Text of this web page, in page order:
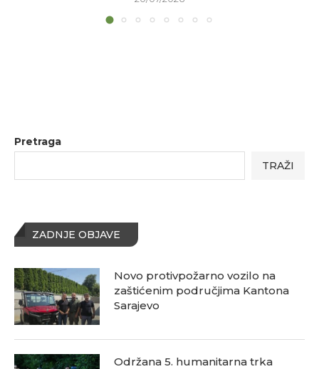
Pretraga
TRAŽI
ZADNJE OBJAVE
Novo protivpožarno vozilo na
zaštićenim područjima Kantona
Sarajevo
Održana 5. humanitarna trka